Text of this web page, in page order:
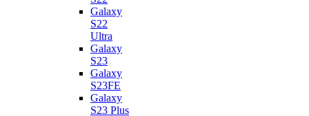
Galaxy
S22
Ultra
Galaxy
S23
Galaxy
S23FE
Galaxy
S23 Plus